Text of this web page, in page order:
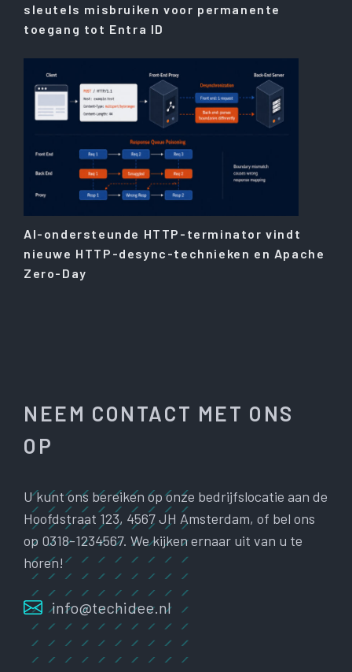
sleutels misbruiken voor permanente
toegang tot Entra ID
AI-ondersteunde HTTP-terminator vindt
nieuwe HTTP-desync-technieken en Apache
Zero-Day
NEEM CONTACT MET ONS
OP
U kunt ons bereiken op onze bedrijfslocatie aan de
Hoofdstraat 123, 4567 JH Amsterdam, of bel ons
op 0318-1234567. We kijken ernaar uit van u te
horen!
info@techidee.nl